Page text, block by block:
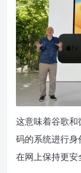
这意味着谷歌
码的系统进行身
在网上保持更安